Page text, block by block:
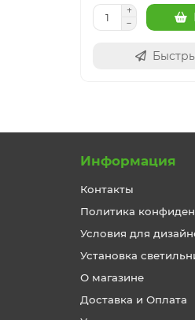
Информация
Контакты
Политика
Условия для
Установка
О магазине
Доставка и Оплата